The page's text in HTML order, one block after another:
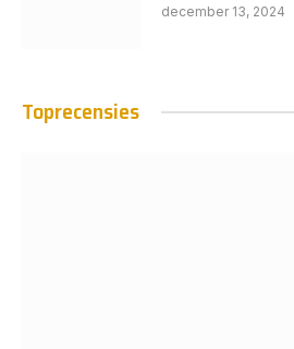
december 13, 2024
Toprecensies